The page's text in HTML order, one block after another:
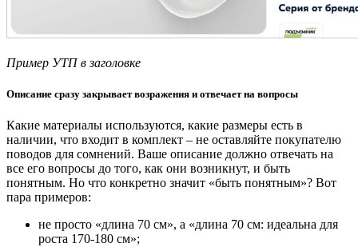
Пример УТП в заголовке
Описание сразу закрывает возражения и отвечает на вопросы
Какие материалы используются, какие размеры есть в
наличии, что входит в комплект – не оставляйте покупателю
поводов для сомнений. Ваше описание должно отвечать на
все его вопросы до того, как они возникнут, и быть
понятным. Но что конкретно значит «быть понятным»? Вот
пара примеров:
не просто «длина 70 см», а «длина 70 см: идеальна для
роста 170-180 см»;